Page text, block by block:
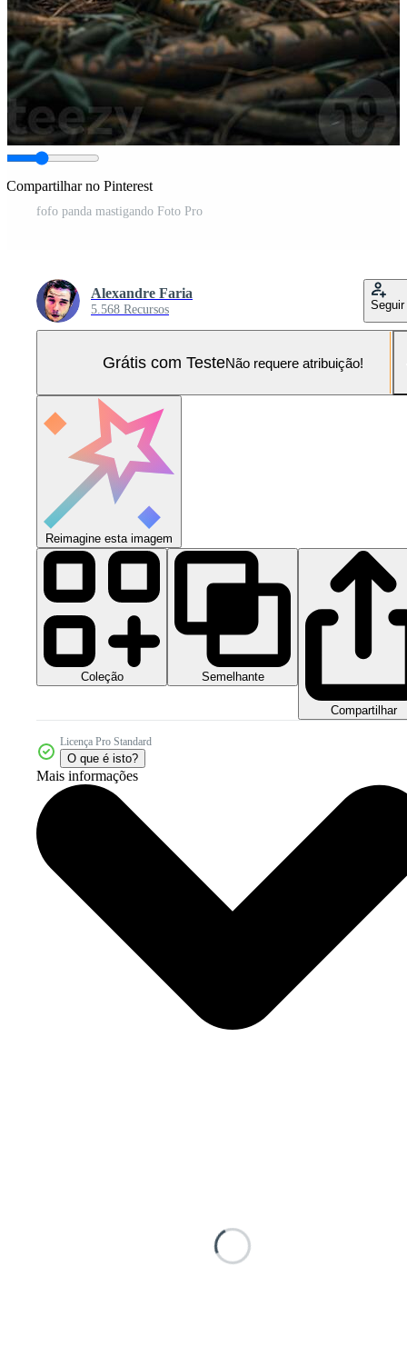
Compartilhar no Pinterest
fofo panda mastigando Foto Pro
Alexandre Faria
5.568 Recursos Seguir
Grátis com TesteNão requere atribuição!
Reimagine esta imagem
Coleção Semelhante
Compartilhar
Licença Pro Standard
O que é isto?
Mais informações